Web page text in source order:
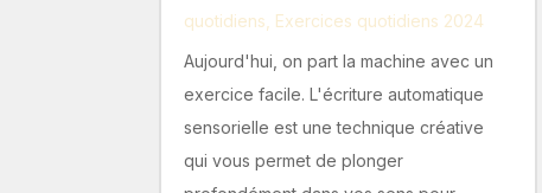
quotidiens, Exercices quotidiens 2024
Aujourd'hui, on part la machine avec un
exercice facile. L'écriture automatique
sensorielle est une technique créative
qui vous permet de plonger